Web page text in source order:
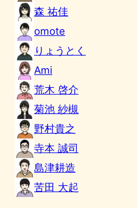
森 祐佳
omote
りょうとく
Ami
荒木 啓介
菊池 紗槻
野村貴之
寺本 誠司
島津耕造
苦田 大起